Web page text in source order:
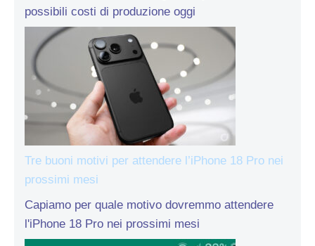
possibili costi di produzione oggi
Tre buoni motivi per attendere l’iPhone 18 Pro nei
prossimi mesi
Capiamo per quale motivo dovremmo attendere
l'iPhone 18 Pro nei prossimi mesi